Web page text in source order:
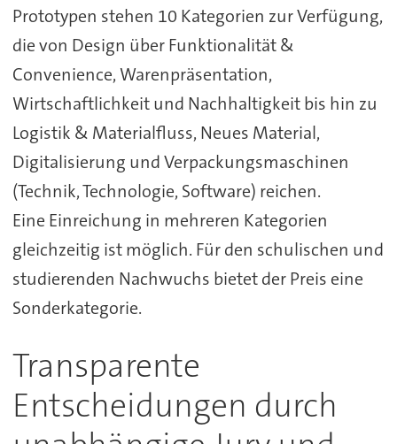
Prototypen stehen 10 Kategorien zur Verfügung,
die von Design über Funktionalität &
Convenience, Warenpräsentation,
Wirtschaftlichkeit und Nachhaltigkeit bis hin zu
Logistik & Materialfluss, Neues Material,
Digitalisierung und Verpackungsmaschinen
(Technik, Technologie, Software) reichen.
Eine Einreichung in mehreren Kategorien
gleichzeitig ist möglich. Für den schulischen und
studierenden Nachwuchs bietet der Preis eine
Sonderkategorie.
Transparente
Entscheidungen durch